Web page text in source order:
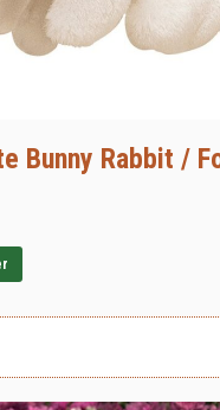
Bunny Rabbit /